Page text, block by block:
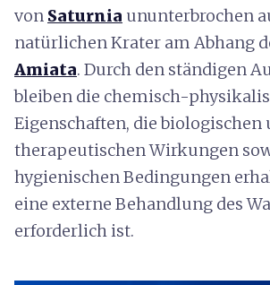
von Saturnia ununterbrochen
natürlichen Krater am Abhang
Amiata. Durch den ständigen
bleiben die chemisch-
Eigenschaften, die biologischen
therapeutischen Wirkungen
hygienischen Bedingungen
eine externe Behandlung des
erforderlich ist.